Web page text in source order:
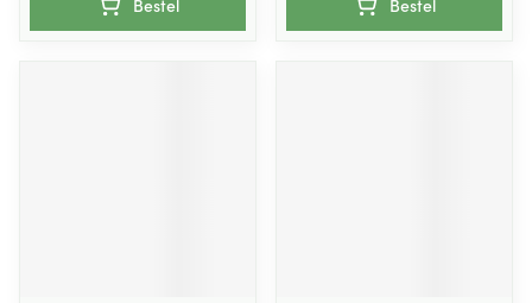
Bestel Bestel